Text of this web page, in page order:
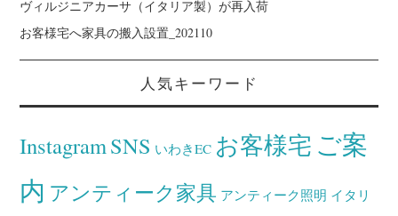
ヴィルジニアカーサ（イタリア製）が再入荷
お客様宅へ家具の搬入設置_202110
人気キーワード
InstagramSNS いわきEC お客様宅 ご案
内 アンティーク家具 アンティーク照明 イタリ